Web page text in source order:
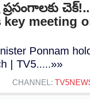
key meeting
Ponnam
| TV5.....»»
CHANNEL: